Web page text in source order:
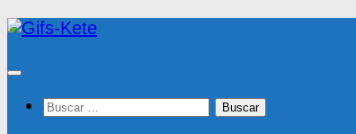
Saltar
contenido
Buscar: